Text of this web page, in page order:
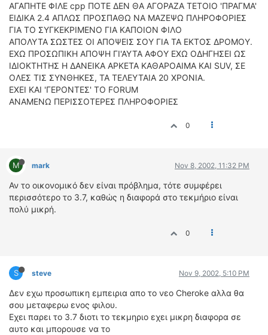
ΑΓΑΠΗΤΕ ΦΙΛΕ cpp ΠΟΤΕ ΔΕΝ ΘΑ ΑΓΟΡΑΖΑ ΤΕΤΟΙΟ 'ΠΡΑΓΜΑ'
ΕΙΔΙΚΑ 2.4 ΑΠΛΩΣ ΠΡΟΣΠΑΘΩ ΝΑ ΜΑΖΕΨΩ ΠΛΗΡΟΦΟΡΙΕΣ
ΓΙΑ ΤΟ ΣΥΓΚΕΚΡΙΜΕΝΟ ΓΙΑ ΚΑΠΟΙΟΝ ΦΙΛΟ
ΑΠΟΛΥΤΑ ΣΩΣΤΕΣ ΟΙ ΑΠΟΨΕΙΣ ΣΟΥ ΓΙΑ ΤΑ ΕΚΤΟΣ ΔΡΟΜΟΥ.
ΕΧΩ ΠΡΟΣΩΠΙΚΗ ΑΠΟΨΗ ΓΙ'ΑΥΤΑ ΑΦΟΥ ΕΧΩ ΟΔΗΓΗΣΕΙ ΩΣ
ΙΔΙΟΚΤΗΤΗΣ Η ΔΑΝΕΙΚΑ ΑΡΚΕΤΑ ΚΑΘΑΡΟΑΙΜΑ ΚΑΙ SUV, ΣΕ
ΟΛΕΣ ΤΙΣ ΣΥΝΘΗΚΕΣ, ΤΑ ΤΕΛΕΥΤΑΙΑ 20 ΧΡΟΝΙΑ.
ΕΧΕΙ ΚΑΙ 'ΓΕΡΟΝΤΕΣ' ΤΟ FORUM
ΑΝΑΜΕΝΩ ΠΕΡΙΣΣΟΤΕΡΕΣ ΠΛΗΡΟΦΟΡΙΕΣ
0
M mark Nov 8, 2002, 11:32 PM
Αν το οικονομικό δεν είναι πρόβλημα, τότε συμφέρει
περισσότερο το 3.7, καθώς η διαφορά στο τεκμήριο είναι
πολύ μικρή.
0
S steve Nov 9, 2002, 5:10 PM
Δεν εχω προσωπικη εμπειρια απο το νεο Cheroke αλλα θα
σου μεταφερω ενος φιλου.
Εχει παρει το 3.7 διοτι το τεκμηριο εχει μικρη διαφορα σε
αυτο και μπορουσε να το